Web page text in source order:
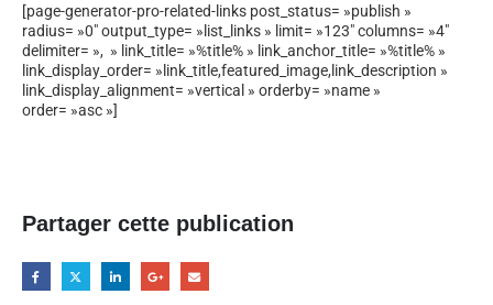
[page-generator-pro-related-links post_status= »publish »
radius= »0″ output_type= »list_links » limit= »123″ columns= »4″
delimiter= », » link_title= »%title% » link_anchor_title= »%title% »
link_display_order= »link_title,featured_image,link_description »
link_display_alignment= »vertical » orderby= »name »
order= »asc »]
Partager cette publication